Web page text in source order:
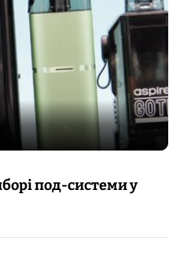
под-системи у